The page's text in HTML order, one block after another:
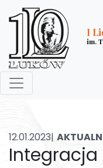
I
im.
12.01.2023|
Integracja